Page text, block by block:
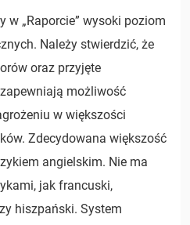
w „Raporcie” wysoki poziom
Należy stwierdzić, że
oraz przyjęte
możliwość
w większości
Zdecydowana większość
angielskim. Nie ma
jak francuski,
hiszpański. System